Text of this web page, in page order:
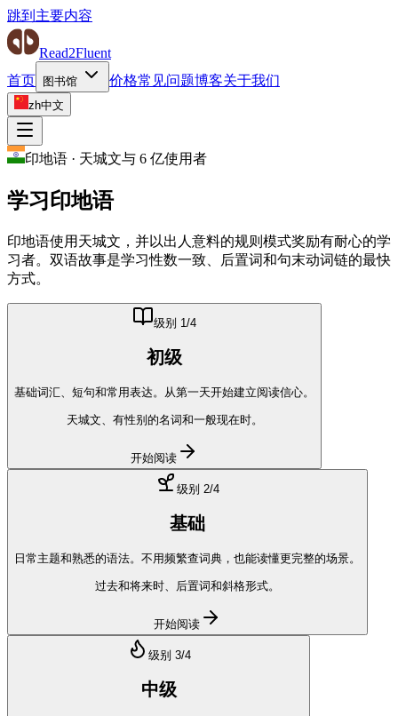
跳到主要内容
Read2Fluent
首页
图书馆 价格常见问题博客关于我们
zh中文
印地语 · 天城文与 6 亿使用者
学习 印地语
印地语使用天城文，并以出人意料的规则模式奖励有耐心的学
习者。双语故事是学习性数一致、后置词和句末动词链的最快
方式。
级别 1 /4
初级
基础词汇、短句和常用表达。从第一天开始建立阅读信心。
天城文、有性别的名词和一般现在时。
开始阅读
级别 2/4
基础
日常主题和熟悉的语法。不用频繁查词典，也能读懂更完整的场景。
过去和将来时、后置词和斜格形式。
开始阅读
级别 3/4
中级